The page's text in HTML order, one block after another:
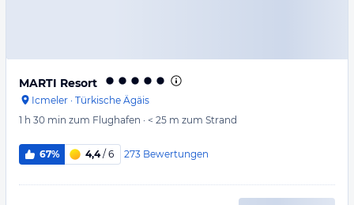
MARTI Resort
Icmeler · Türkische Ägäis
1 h 30 min zum Flughafen · < 25 m zum Strand
67% 4,4/ 6 273 Bewertungen